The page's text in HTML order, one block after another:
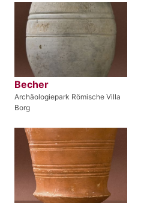
Becher
Archäologiepark Römische Villa
Borg